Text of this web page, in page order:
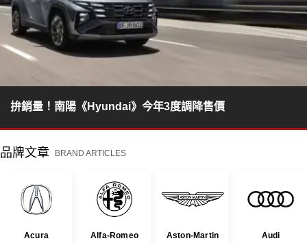
拚銷量！南陽《Hyundai》今年3度調降售價
品牌文章 BRAND ARTICLES
Acura Alfa-Romeo Aston-Martin Audi